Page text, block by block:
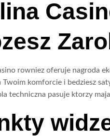
rowniez oferuje nagroda
Twoim komforcie i bedziesz
techniczna pasuje ktorzy